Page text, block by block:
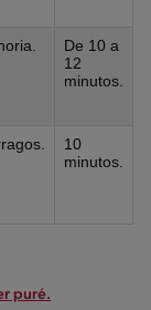
De 10 a
12
minutos.
10
minutos.
puré.